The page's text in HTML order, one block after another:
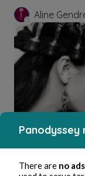
Aline
There are no ads